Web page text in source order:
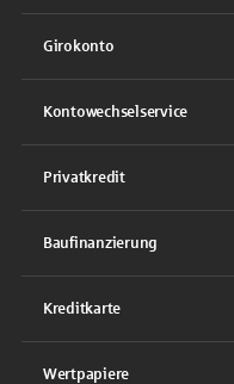
Girokonto
Kontowechselservice
Privatkredit
Baufinanzierung
Kreditkarte
Wertpapiere